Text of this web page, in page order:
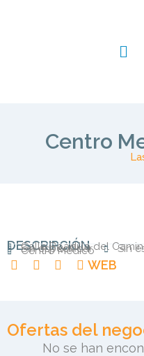
Centro
DESCRIPCIÓN
Calle Boadilla del
Sin especificar Sin
Centro Medico
WEB
Ofertas del
No se han